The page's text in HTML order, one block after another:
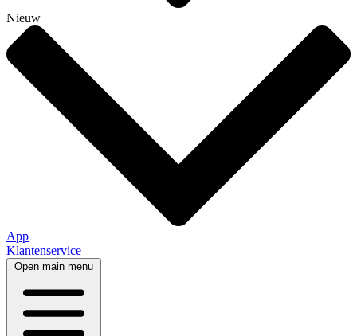
Nieuw
App
Klantenservice
Open main menu